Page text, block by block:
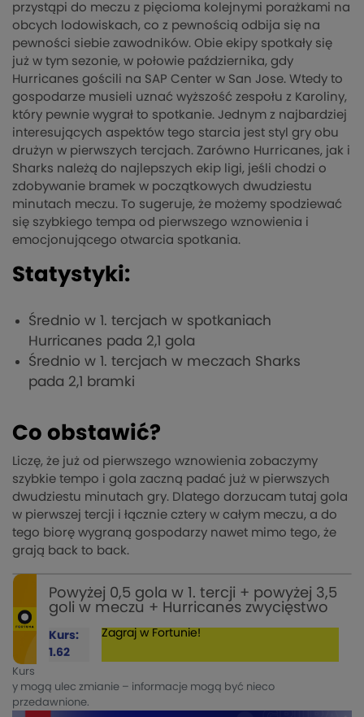
przystąpi do meczu z pięcioma kolejnymi porażkami na
obcych lodowiskach, co z pewnością odbija się na
pewności siebie zawodników. Obie ekipy spotkały się
już w tym sezonie, w połowie października, gdy
Hurricanes gościli na SAP Center w San Jose. Wtedy to
gospodarze musieli uznać wyższość zespołu z Karoliny,
który pewnie wygrał to spotkanie. Jednym z najbardziej
interesujących aspektów tego starcia jest styl gry obu
drużyn w pierwszych tercjach. Zarówno Hurricanes, jak i
Sharks należą do najlepszych ekip ligi, jeśli chodzi o
zdobywanie bramek w początkowych dwudziestu
minutach meczu. To sugeruje, że możemy spodziewać
się szybkiego tempa od pierwszego wznowienia i
emocjonującego otwarcia spotkania.
Statystyki:
Średnio w 1. tercjach w spotkaniach
Hurricanes pada 2,1 gola
Średnio w 1. tercjach w meczach Sharks
pada 2,1 bramki
Co obstawić?
Liczę, że już od pierwszego wznowienia zobaczymy
szybkie tempo i gola zaczną padać już w pierwszych
dwudziestu minutach gry. Dlatego dorzucam tutaj gola
w pierwszej tercji i łącznie cztery w całym meczu, a do
tego biorę wygraną gospodarzy nawet mimo tego, że
grają back to back.
Powyżej 0,5 gola w 1. tercji + powyżej 3,5
goli w meczu + Hurricanes zwycięstwo
Kurs:
1.62
Zagraj w Fortunie!
Kurs
y mogą ulec zmianie – informacje mogą być nieco
przedawnione.